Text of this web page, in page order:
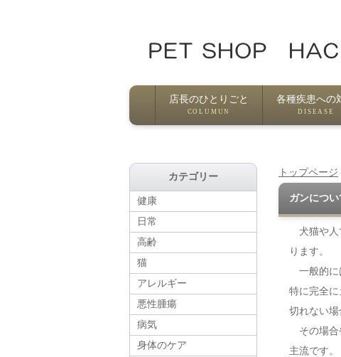
店長のひとりごと
COLUMUN
各種疾患への
DISEASE
トップページ
ガンにつ
犬猫や人
ります。
一般的に
特に完全
切れない場
その場合
主流です。
カテゴリー
健康
日常
高齢
猫
アレルギー
悪性腫瘍
病気
身体のケア